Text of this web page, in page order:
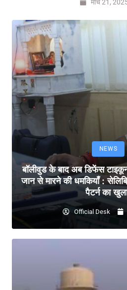
मार्च 21,
NEWS
बॉलीवुड के बाद अब डिफेंस
जान से मारने की धमकियाँ :
पैटर्न का
Official Desk